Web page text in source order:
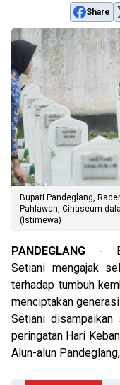
Share
Bupati Pandeglang,
Pahlawan, Cihaseum
(Istimewa)
PANDEGLANG -
Setiani mengajak
terhadap tumbuh
menciptakan
Setiani disampaikan
peringatan Hari
Alun-alun